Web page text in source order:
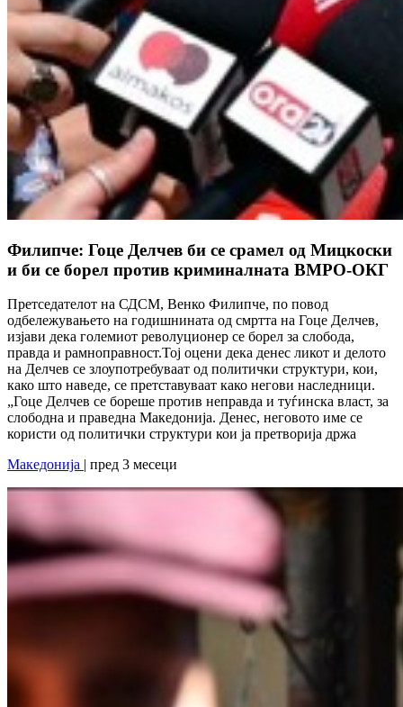
Филипче: Гоце Делчев би се срамел од Мицкоски
и би се борел против криминалната ВМРО-ОКГ
Претседателот на СДСМ, Венко Филипче, по повод
одбележувањето на годишнината од смртта на Гоце Делчев,
изјави дека големиот револуционер се борел за слобода,
правда и рамноправност.Тој оцени дека денес ликот и делото
на Делчев се злоупотребуваат од политички структури, кои,
како што наведе, се претставуваат како негови наследници.
„Гоце Делчев се бореше против неправда и туѓинска власт, за
слободна и праведна Македонија. Денес, неговото име се
користи од политички структури кои ја претворија држа
Македонија | пред 3 месеци